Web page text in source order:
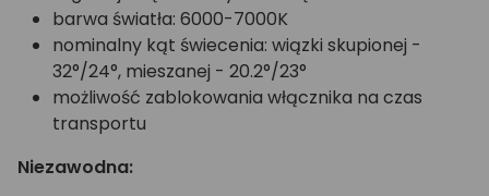
barwa światła: 6000-7000K
nominalny kąt świecenia: wiązki skupionej -
32°/24°, mieszanej - 20.2°/23°
możliwość zablokowania włącznika na czas
transportu
Niezawodna: